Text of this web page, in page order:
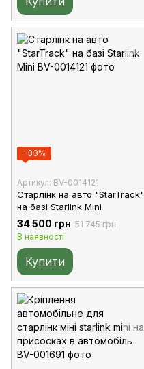
−33%
Артикул: BV-0014121
Старлінк на авто "StarTrack"
на базі Starlink Mini
34 500 грн 51 745 грн
В наявності
Купити